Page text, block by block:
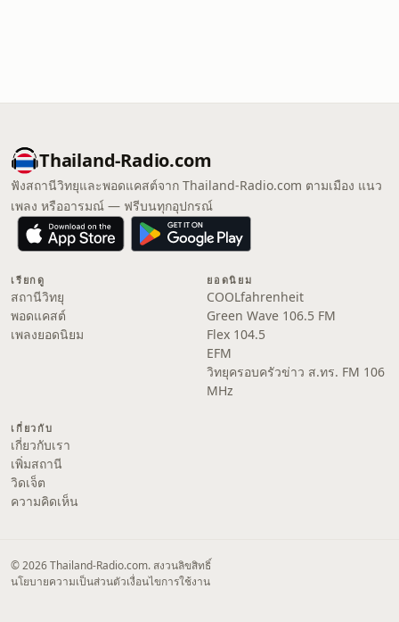
Thailand-Radio.com
ฟังสถานีวิทยุและพอดแคสต์จาก Thailand-Radio.com ตามเมือง แนว
เพลง หรืออารมณ์ — ฟรีบนทุกอุปกรณ์
เรียกดู
สถานีวิทยุ
พอดแคสต์
เพลงยอดนิยม
ยอดนิยม
COOLfahrenheit
Green Wave 106.5 FM
Flex 104.5
EFM
วิทยุครอบครัวข่าว ส.ทร. FM 106
MHz
เกี่ยวกับ
เกี่ยวกับเรา
เพิ่มสถานี
วิดเจ็ต
ความคิดเห็น
© 2026 Thailand-Radio.com. สงวนลิขสิทธิ์
นโยบายความเป็นส่วนตัวเงื่อนไขการใช้งาน